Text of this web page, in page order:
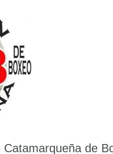
Catamarqueña de